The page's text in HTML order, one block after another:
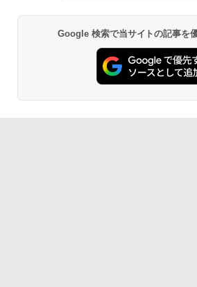
Google 検索で当サイトの記事を